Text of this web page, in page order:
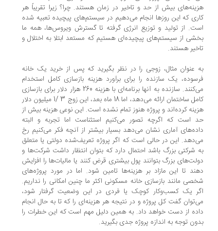
بیش از حد و تاخیر در زمان هستند. چرا؟ زیرا تقریباً هر
که این روزها انجام می‌دهیم در سیستم‌های پیچیده تعبیه شده
از تولید و توزیع انرژی گرفته تا گسترش ویروس‌ها، همه ما
از سیستم‌های پیچیده‌ای هستیم که مستعد ابتلا به اختلال و
هستند.
عنوان مثال، زوجی را در نظر بگیرید که پس از خرید یک خانه
یک سازنده را برای برآورد هزینه بازسازی کامل استخدام
می‌کنند. سازنده به آنها برنامه‌ای با هزینه 260 هزار دلار برای بازسازی
کامل ساختمان ارائه می‌دهد، اما 18 ماه بعد، این زوج 3 /1 میلیون دلار
کرده‌اند و پروژه هنوز تمام نشده است. این نوعی هزینه بیش از
است که اگرچه تصور می‌کنیم استثناست اما تجربه و البته
آماری نشان می‌دهد بسیار بیشتر از آنچه فکر می‌کنیم رخ
این در حالی است که اگر پروژه تعریف‌شده دولتی یا متعلق
شرکتی بزرگ باشد احتمال دارد که بتوان انتظار داشت شرکت‌ها و
بزرگ بتوانند پول بیشتری قرض کنند یا مالیات‌ها را افزایش
تا این مازاد بر هزینه‌ها تامین شود. اما در مورد پروژه‌های
مانند بازسازی خانه مسکونی اکثر ما چنین امکانی را نداریم.
یک کسب‌وکار کوچک یا فردی در این وضعیت گرفتار شود،
گفت کل پروژه و در نتیجه هر هزینه‌ای را که تا به حال انجام
از دست خواهد داد. به همین دلیل مهم است که این خطرات را
توجه به اندازه پروژه جدی بگیرید.